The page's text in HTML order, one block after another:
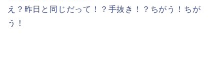
え？昨日と同じだって！？手抜き！？ちがう！ちが
う！